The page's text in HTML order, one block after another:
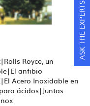
Royce, un
anfibio
Acero Inoxidable en
ácidos|Juntas
ASK THE EXPERTS